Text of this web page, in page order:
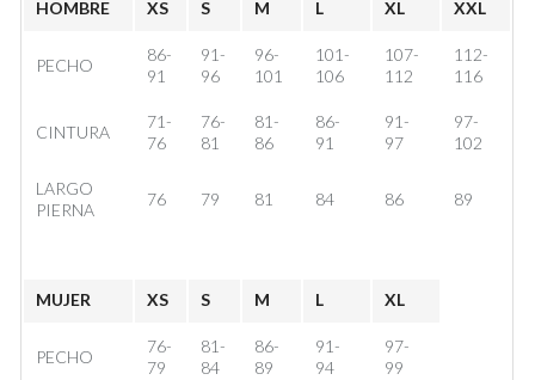
HOMBRE XS S M L XL XXL
PECHO
86-
91
91-
96
96-
101
101-
106
107-
112
112-
116
CINTURA
71-
76
76-
81
81-
86
86-
91
91-
97
97-
102
LARGO
PIERNA
76 79 81 84 86 89
MUJER XS S M L XL
PECHO
76-
79
81-
84
86-
89
91-
94
97-
99